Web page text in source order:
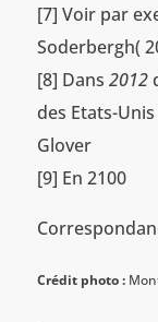
[7] Voir par
Soderbergh(
[8] Dans 2012
des Etats-
Glover
[9] En 2100
Crédit photo :